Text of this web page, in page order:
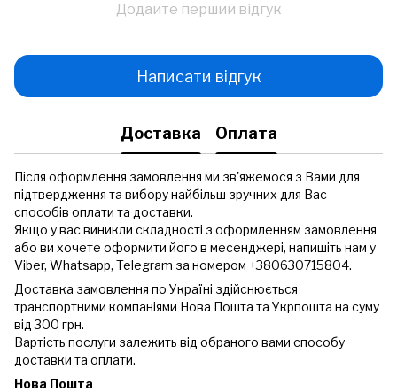
Додайте перший відгук
Написати відгук
Доставка Оплата
Після оформлення замовлення ми зв'яжемося з Вами для
підтвердження та вибору найбільш зручних для Вас
способів оплати та доставки.
Якщо у вас виникли складності з оформленням замовлення
або ви хочете оформити його в месенджері, напишіть нам у
Viber, Whatsapp, Telegram за номером +380630715804.
Доставка замовлення по Україні здійснюється
транспортними компаніями Нова Пошта та Укрпошта на суму
від 300 грн.
Вартість послуги залежить від обраного вами способу
доставки та оплати.
Нова Пошта